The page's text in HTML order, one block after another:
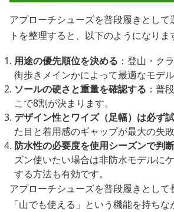
アプローチシューズを普段履きとして
トを整理すると、以下のようになりま
用途の優先順位を決める ：登山・ク
街歩きメインかによって最適なモデル
ソールの硬さと重量を確認する ：普
こで8割が決まります。
デザイン性とワイズ（足幅）は必ず
た目と着用感のギャップが最大の失敗
防水性の必要度を使用シーズンで判
ズン使いたい場合は非防水モデルに
する方法も有効です。
アプローチシューズを普段履きとして
「山でも使える」という機能を持ち